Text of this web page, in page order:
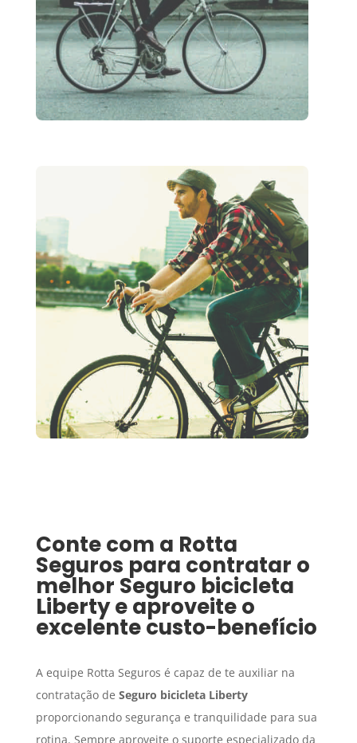
Conte com a Rotta
Seguros para contratar o
melhor Seguro bicicleta
Libertye aproveite o
excelente custo-benefício
A equipe Rotta Seguros é capaz de te auxiliar na
contratação de Seguro bicicleta Liberty
proporcionando segurança e tranquilidade para sua
rotina. Sempre aproveite o suporte especializado da